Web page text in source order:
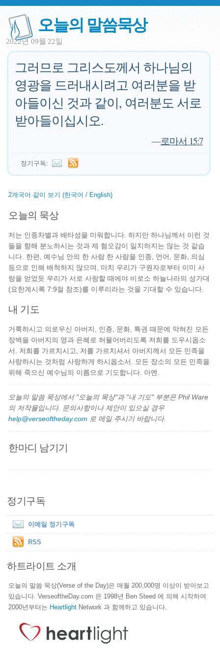
오늘의 말씀묵상
2022년 09월 22일
그러므로 그리스도께서 하나님의
영광을 드러내시려고 여러분을 받
아들이신 것과 같이, 여러분도 서로
받아들이십시오.
—로마서 15:7
정기구독:
2개국어 같이 보기 (한국어 / English)
오늘의 묵상
저는 인종차별과 배타성을 미워합니다. 하지만 하나님께서 이런 것
들을 향해 분노하시는 것과 제 혐오감이 일치하지는 않는 것 같습
니다. 한편, 예수님 안의 한 사람 한 사람을 인종, 언어, 문화, 의심
등으로 인해 배척하지 않으며, 마치 우리가 구원자로부터 이미 사
랑을 얻었듯 우리가 서로 사랑할 때에야 비로소 하늘나라의 성가대
(요한계시록 7:9절 참조)를 이루리라는 것을 기대할 수 있습니다.
내 기도
거룩하시고 의로우신 아버지, 인종, 문화, 특권 때문에 막혀진 모든
장벽을 아버지의 영과 은혜로 허물어버리도록 저희를 도우시옵소
서. 저희를 가르치시고, 저를 가르치셔서 아버지께서 모든 민족을
사랑하시는 것처럼 사랑하게 하시옵소서. 모든 장소의 모든 민족을
위해 죽으신 예수님의 이름으로 기도합니다. 아멘.
오늘의 말씀 묵상에서 "오늘의 묵상"과 "내 기도" 부분은 Phil Ware
의 저작물입니다. 문의사항이나 제안이 있으실 경우
help@verseoftheday.com 로 메일 주시기 바랍니다.
한마디 남기기
정기구독
이메일 정기구독
RSS
하트라이트 소개
오늘의 말씀 묵상(Verse of the Day)은 매월 200,000명 이상이 받아보고
있습니다. VerseoftheDay.com 은 1998년 Ben Steed 에 의해 시작하여
2000년부터는 Heartlight Network 과 함께하고 있습니다.